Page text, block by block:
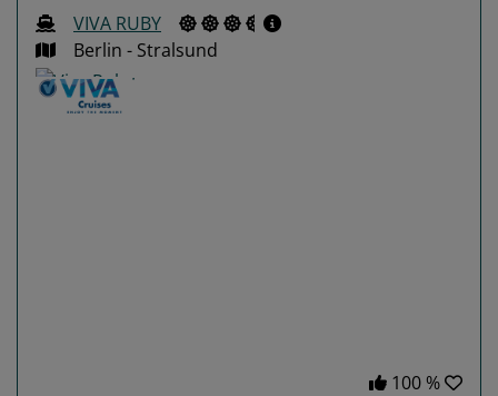
VIVA RUBY
Berlin - Stralsund
100 %